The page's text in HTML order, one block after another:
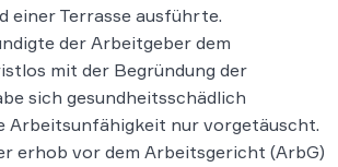
einer Terrasse ausführte.
der Arbeitgeber dem
mit der Begründung der
sich gesundheitsschädlich
Arbeitsunfähigkeit nur vorgetäuscht.
erhob vor dem Arbeitsgericht (ArbG)